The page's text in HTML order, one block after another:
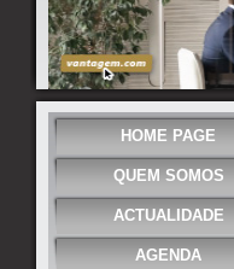
HOME PAGE
QUEM SOMOS
ACTUALIDADE
AGENDA